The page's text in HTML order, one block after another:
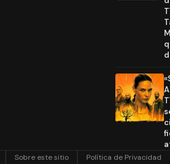
Sobre este sitio Política de Privacidad